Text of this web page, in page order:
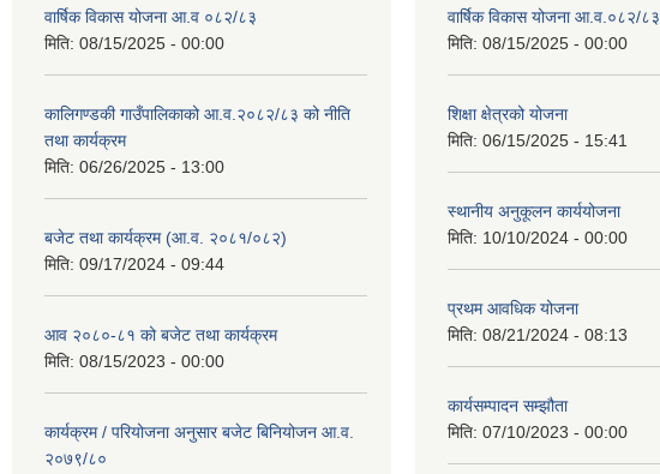
वार्षिक विकास योजना आ.व ०८२/८३
मिति: 08/15/2025 - 00:00
कालिगण्डकी गाउँपालिकाको आ.व.२०८२/८३ को नीति
तथा कार्यक्रम
मिति: 06/26/2025 - 13:00
बजेट तथा कार्यक्रम (आ.व. २०८१/०८२)
मिति: 09/17/2024 - 09:44
आव २०८०-८१ को बजेट तथा कार्यक्रम
मिति: 08/15/2023 - 00:00
कार्यक्रम / परियोजना अनुसार बजेट बिनियोजन आ.व.
२०७९/८०
वार्षिक विकास योजना आ.व.०८२/८३
मिति: 08/15/2025 - 00:00
शिक्षा क्षेत्रको योजना
मिति: 06/15/2025 - 15:41
स्थानीय अनुकूलन कार्ययोजना
मिति: 10/10/2024 - 00:00
प्रथम आवधिक योजना
मिति: 08/21/2024 - 08:13
कार्यसम्पादन सम्झौता
मिति: 07/10/2023 - 00:00